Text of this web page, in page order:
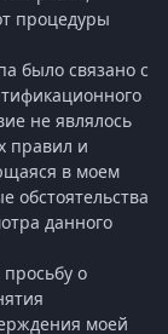
процедуры
было связано с
не являлось
правил и
в моем
данного
о
моей